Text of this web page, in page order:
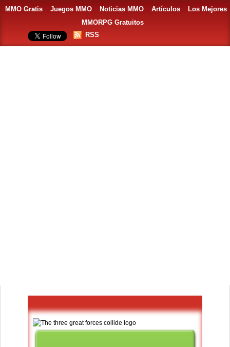
MMO Gratis Juegos MMO Noticias MMO Artículos
Los Mejores
MMORPG Gratuitos
RSS